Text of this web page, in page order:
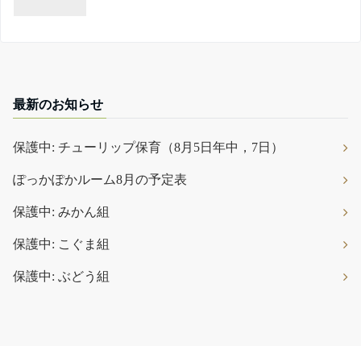
最新のお知らせ
保護中: チューリップ保育（8月5日年中，7日）
ぽっかぽかルーム8月の予定表
保護中: みかん組
保護中: こぐま組
保護中: ぶどう組